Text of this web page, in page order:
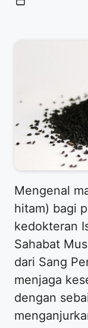
Mengenal
hitam) bagi
kedokteran
Sahabat
dari Sang
menjaga
dengan